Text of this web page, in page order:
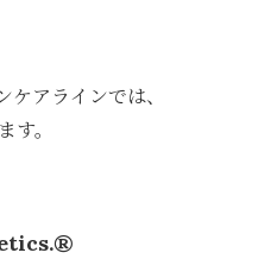
アラインでは、
す。